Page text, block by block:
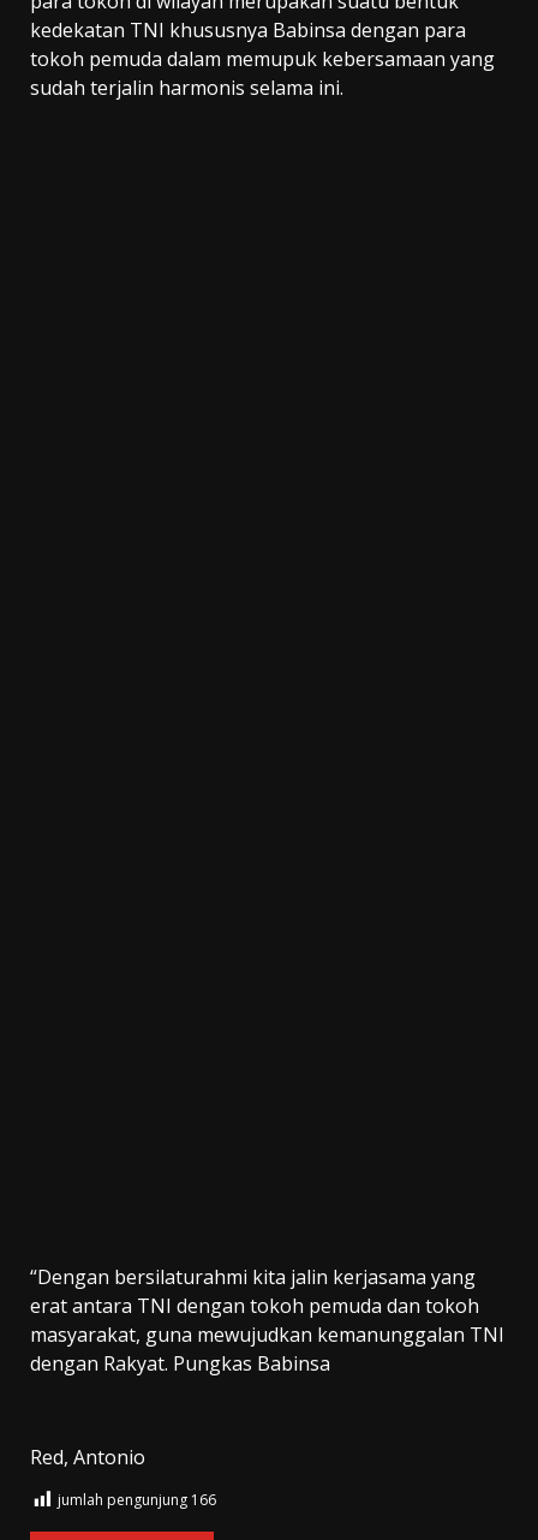
kedekatan TNI khususnya Babinsa dengan para
tokoh pemuda dalam memupuk kebersamaan yang
sudah terjalin harmonis selama ini.
“Dengan bersilaturahmi kita jalin kerjasama yang
erat antara TNI dengan tokoh pemuda dan tokoh
masyarakat, guna mewujudkan kemanunggalan TNI
dengan Rakyat. Pungkas Babinsa
Red, Antonio
jumlah pengunjung 166